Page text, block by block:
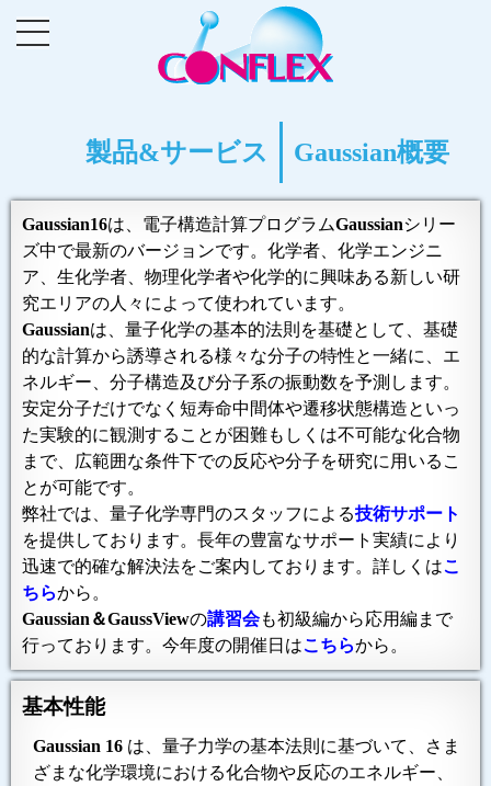
製品&サービス Gaussian概要
Gaussian16は、電子構造計算プログラムGaussianシリー
ズ中で最新のバージョンです。化学者、化学エンジニ
ア、生化学者、物理化学者や化学的に興味ある新しい研
究エリアの人々によって使われています。
Gaussianは、量子化学の基本的法則を基礎として、基礎
的な計算から誘導される様々な分子の特性と一緒に、エ
ネルギー、分子構造及び分子系の振動数を予測します。
安定分子だけでなく短寿命中間体や遷移状態構造といっ
た実験的に観測することが困難もしくは不可能な化合物
まで、広範囲な条件下での反応や分子を研究に用いるこ
とが可能です。
弊社では、量子化学専門のスタッフによる技術サポート
を提供しております。長年の豊富なサポート実績により
迅速で的確な解決法をご案内しております。詳しくはこ
ちらから。
Gaussian＆GaussViewの講習会も初級編から応用編まで
行っております。今年度の開催日はこちらから。
基本性能
Gaussian 16 は、量子力学の基本法則に基づいて、さま
ざまな化学環境における化合物や反応のエネルギー、